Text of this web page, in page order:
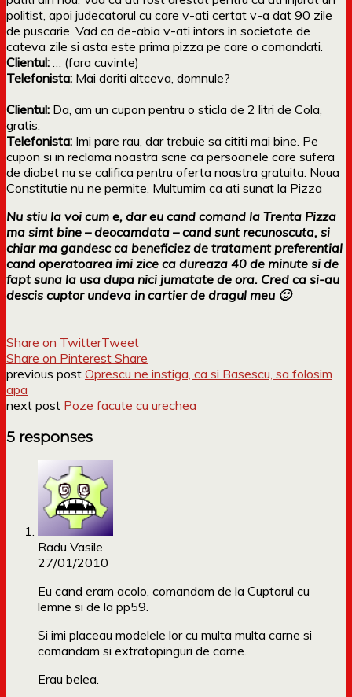
politist, apoi judecatorul cu care v-ati certat v-a dat 90 zile
de puscarie. Vad ca de-abia v-ati intors in societate de
cateva zile si asta este prima pizza pe care o comandati.
Clientul: … (fara cuvinte)
Telefonista: Mai doriti altceva, domnule?
Clientul: Da, am un cupon pentru o sticla de 2 litri de Cola,
gratis.
Telefonista: Imi pare rau, dar trebuie sa cititi mai bine. Pe
cupon si in reclama noastra scrie ca persoanele care sufera
de diabet nu se califica pentru oferta noastra gratuita. Noua
Constitutie nu ne permite. Multumim ca ati sunat la Pizza
Nu stiu la voi cum e, dar eu cand comand la Trenta Pizza
ma simt bine – deocamdata – cand sunt recunoscuta, si
chiar ma gandesc ca beneficiez de tratament preferential
cand operatoarea imi zice ca dureaza 40 de minute si de
fapt suna la usa dupa nici jumatate de ora. Cred ca si-au
descis cuptor undeva in cartier de dragul meu 🙂
Share on TwitterTweet
Share on Pinterest Share
previous post Oprescu ne instiga, ca si Basescu, sa folosim
apa
next post Poze facute cu urechea
5 responses
Radu Vasile
27/01/2010
Eu cand eram acolo, comandam de la Cuptorul cu
lemne si de la pp59.
Si imi placeau modelele lor cu multa multa carne si
comandam si extratopinguri de carne.
Erau belea.